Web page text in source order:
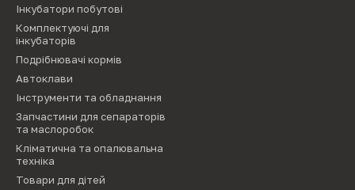
Інкубатори побутові
Комплектуючі для
інкубаторів
Подрібнювачі кормів
Автоклави
Інструменти та обладнання
Запчастини для сепараторів
та маслоробок
Кліматична та опалювальна
техніка
Товари для дітей